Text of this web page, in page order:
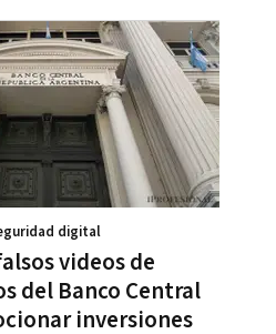
videos de
del Banco Central
inversiones
digital